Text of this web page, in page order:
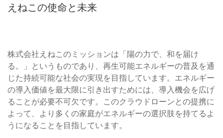
えねこの使命と未来
株式会社えねこのミッションは「陽の力で、和を届け
る。」というものであり、再生可能エネルギーの普及を通
じた持続可能な社会の実現を目指しています。エネルギー
の導入価値を最大限に引き出すためには、導入機会を広げ
ることが必要不可欠です。このクラウドローンとの提携に
よって、より多くの家庭がエネルギーの選択肢を持てるよ
うになることを目指しています。